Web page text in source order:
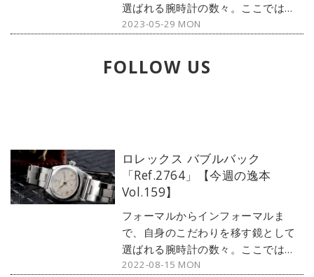
選ばれる腕時計の数々。ここではブ
ランド腕時計専門店・MOON
デルからアンティークまで、見る者
の感性を刺激する1本をセレクト。今
2023-05-29 MON
FOLLOW US
ロレックス バブルバック
「Ref.2764」【今週の逸本
Vol.159】
フォーマルからインフォーマルま
で、自身のこだわりを移す鏡として
選ばれる腕時計の数々。ここではブ
ランド腕時計専門店・MOON
2022-08-15 MON